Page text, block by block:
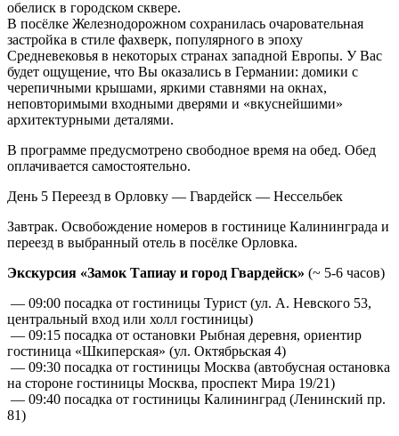
обелиск в городском сквере.
В посёлке Железнодорожном сохранилась очаровательная
застройка в стиле фахверк, популярного в эпоху
Средневековья в некоторых странах западной Европы. У Вас
будет ощущение, что Вы оказались в Германии: домики с
черепичными крышами, яркими ставнями на окнах,
неповторимыми входными дверями и «вкуснейшими»
архитектурными деталями.
В программе предусмотрено свободное время на обед. Обед
оплачивается самостоятельно.
День 5 Переезд в Орловку — Гвардейск — Нессельбек
Завтрак. Освобождение номеров в гостинице Калининграда и
переезд в выбранный отель в посёлке Орловка.
Экскурсия «Замок Тапиау и город Гвардейск» (~ 5-6 часов)
— 09:00 посадка от гостиницы Турист (ул. А. Невского 53,
центральный вход или холл гостиницы)
— 09:15 посадка от остановки Рыбная деревня, ориентир
гостиница «Шкиперская» (ул. Октябрьская 4)
— 09:30 посадка от гостиницы Москва (автобусная остановка
на стороне гостиницы Москва, проспект Мира 19/21)
— 09:40 посадка от гостиницы Калининград (Ленинский пр.
81)